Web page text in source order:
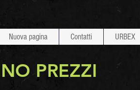
Nuova pagina Contatti URBEX
PREZZI